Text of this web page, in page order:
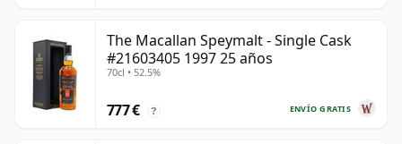
The Macallan Speymalt - Single Cask
#21603405 1997 25 años
70cl • 52.5%
ENVÍO GRATIS
777 € ?